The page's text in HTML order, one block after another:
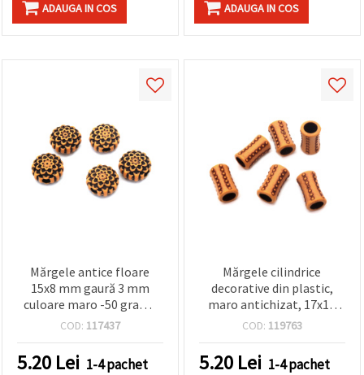
ADAUGA IN COS ADAUGA IN COS
Mărgele antice floare
15x8 mm gaură 3 mm
culoare maro -50 grame
~50 bucăți
COD: 117437
5.20 Lei 1-4 pachet
Mărgele cilindrice
decorative din plastic,
maro antichizat, 17x10
mm, gaură 6 mm (gaură
pentru bijuterii
handmade, macrame și
COD: 119763
5.20 Lei 1-4 pachet